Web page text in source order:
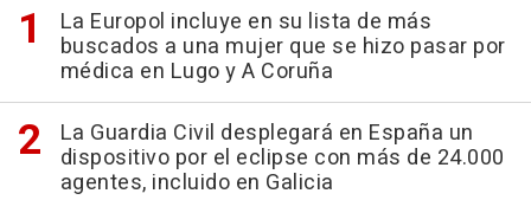
La Europol incluye en su lista de más
buscados a una mujer que se hizo pasar por
médica en Lugo y A Coruña
La Guardia Civil desplegará en España un
dispositivo por el eclipse con más de 24.000
agentes, incluido en Galicia